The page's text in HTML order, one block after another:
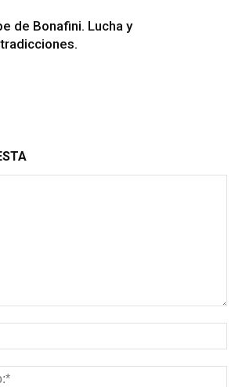
de Bonafini. Lucha y